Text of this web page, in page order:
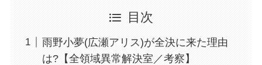
目次
雨野小夢(広瀬アリス)が全決に来た理由
は?【全領域異常解決室／考察】